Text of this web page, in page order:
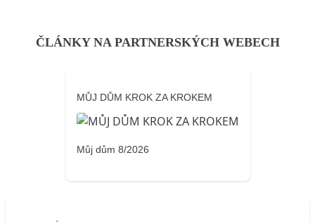
ČLÁNKY NA PARTNERSKÝCH WEBECH
MŮJ DŮM KROK ZA KROKEM
Můj dům 8/2026